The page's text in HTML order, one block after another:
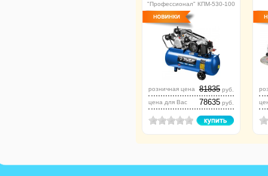
"Профессионал" КПМ-530-100
розничная цена 81835 руб.
цена для Вас
78635 руб.